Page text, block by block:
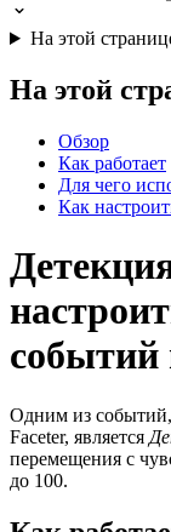
На этой
На этой
Обзор
Как работает
Для чего
Как
событий
Одним из
Faceter, является
перемещения с
до 100.